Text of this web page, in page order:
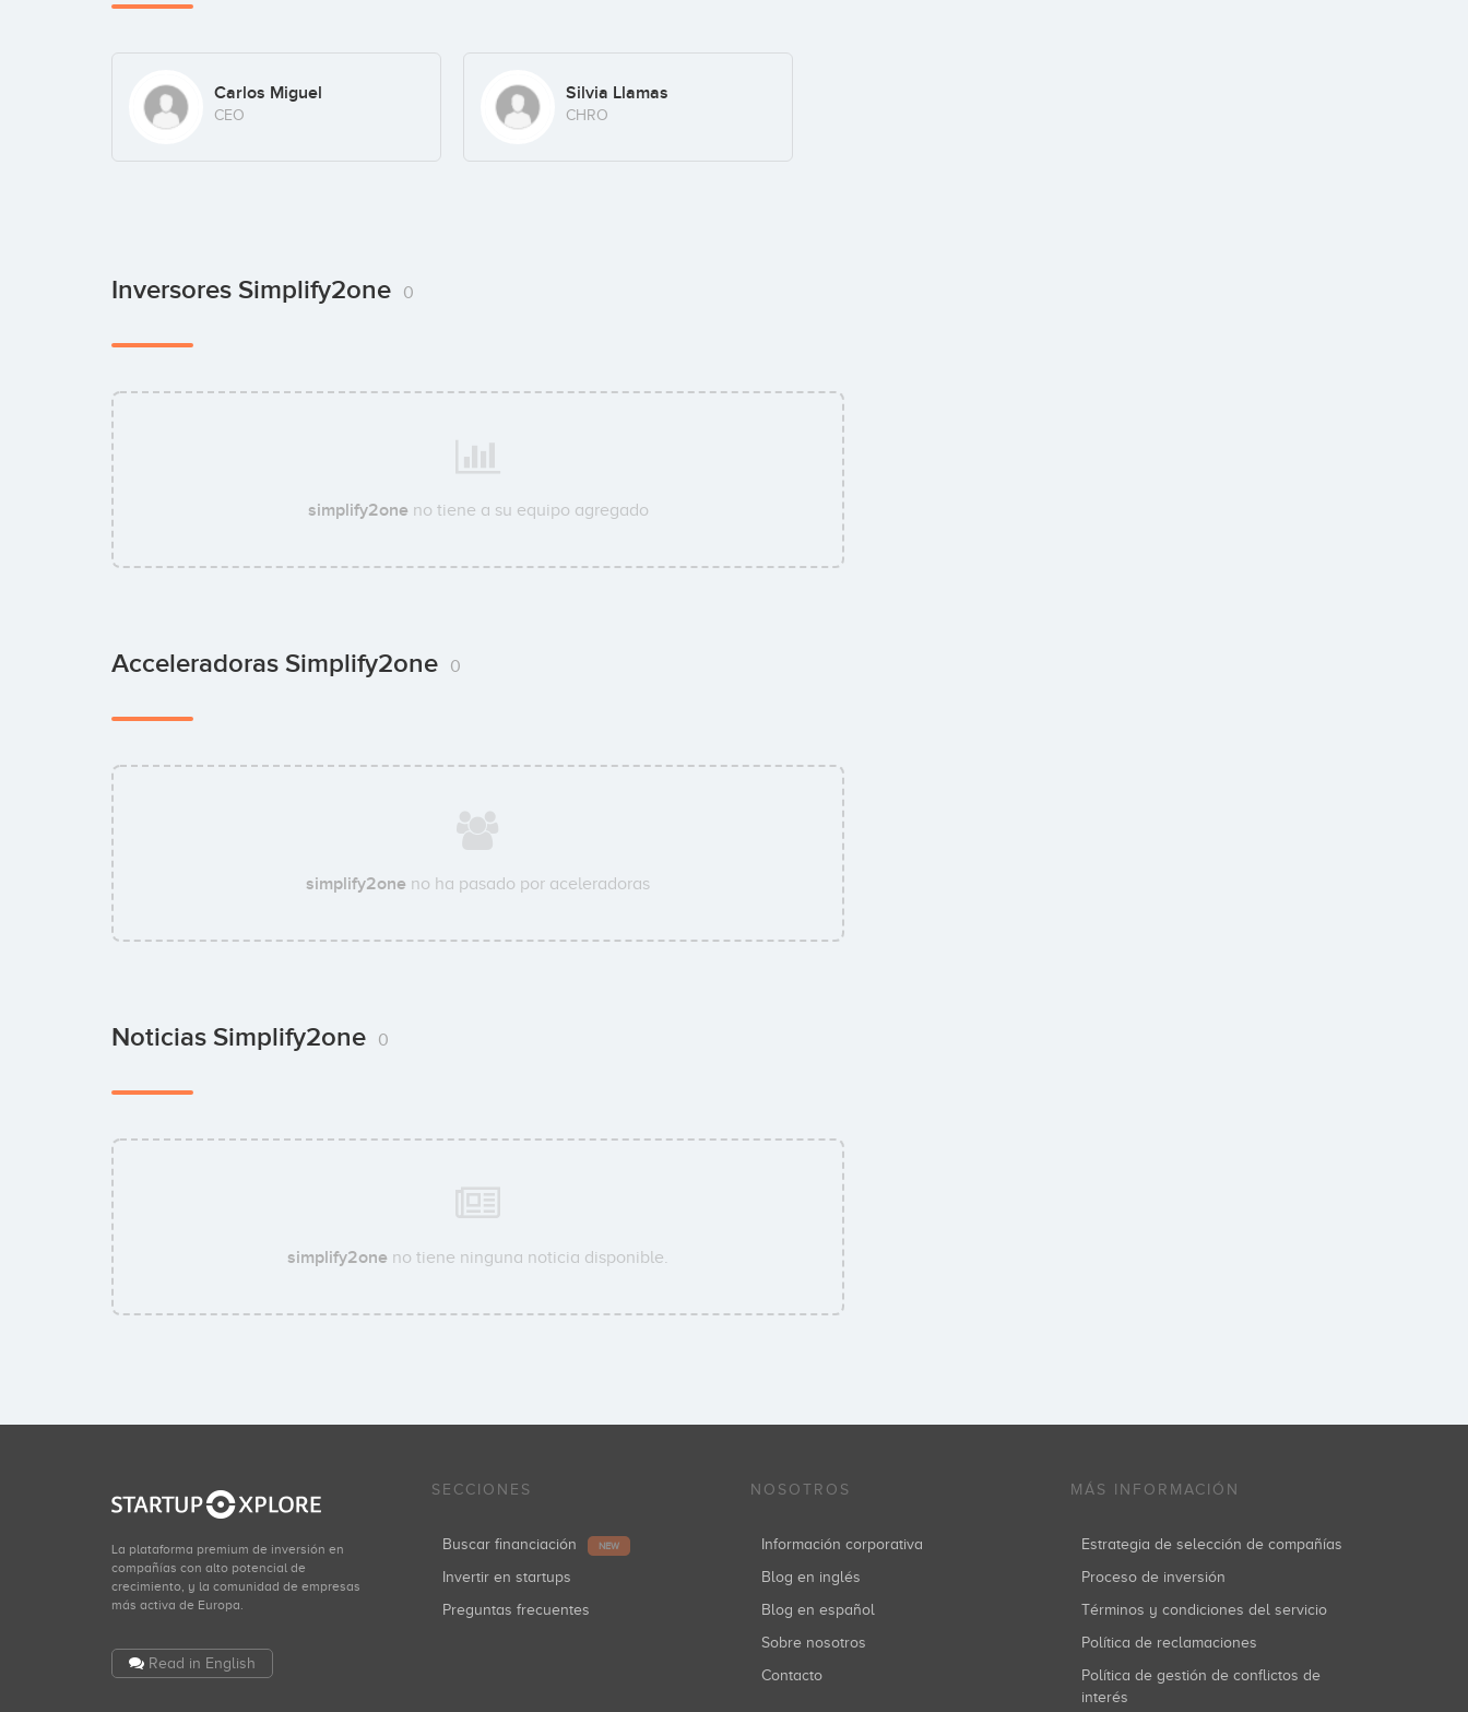
Carlos Miguel
CEO
Silvia Llamas
CHRO
Inversores Simplify2one 0
simplify2oneno tiene a su equipo agregado
Acceleradoras Simplify2one 0
simplify2one no ha pasado por aceleradoras
Noticias Simplify2one 0
simplify2one no tiene ninguna noticia disponible.
La plataforma premium de inversión en
compañías con alto potencial de
crecimiento, y la comunidad de empresas
más activa de Europa.
Read in English
SECCIONES
Buscar financiación NEW
Invertir en startups
Preguntas frecuentes
NOSOTROS
Información corporativa
Blog en inglés
Blog en español
Sobre nosotros
Contacto
MÁS INFORMACIÓN
Estrategia de selección de compañías
Proceso de inversión
Términos y condiciones del servicio
Política de reclamaciones
Política de gestión de conflictos de
interés